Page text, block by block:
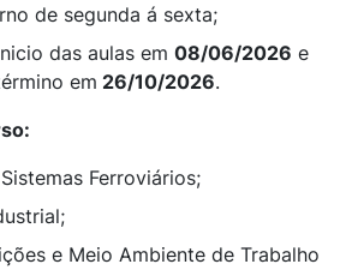
de segunda á sexta;
das aulas em 08/06/2026 e
em 26/10/2026.
Ferroviários;
e Meio Ambiente de Trabalho